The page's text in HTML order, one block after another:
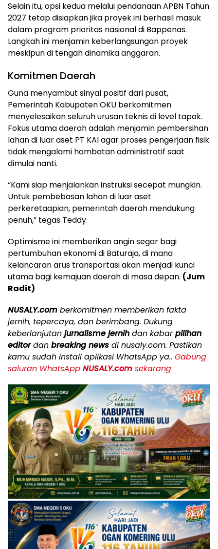
Selain itu, opsi kedua melalui pendanaan APBN Tahun
2027 tetap disiapkan jika proyek ini berhasil masuk
dalam program prioritas nasional di Bappenas.
Langkah ini menjamin keberlangsungan proyek
meskipun di tengah dinamika anggaran.
Komitmen Daerah
Guna menyambut sinyal positif dari pusat,
Pemerintah Kabupaten OKU berkomitmen
menyelesaikan seluruh urusan teknis di level tapak.
Fokus utama daerah adalah menjamin pembersihan
lahan di luar aset PT KAI agar proses pengerjaan fisik
tidak mengalami hambatan administratif saat
dimulai nanti.
“Kami siap menjalankan instruksi secepat mungkin.
Untuk pembebasan lahan di luar aset
perkeretaapian, pemerintah daerah mendukung
penuh,” tegas Teddy.
Optimisme ini memberikan angin segar bagi
pertumbuhan ekonomi di Baturaja, di mana
kelancaran arus transportasi akan menjadi kunci
utama bagi kemajuan daerah di masa depan. (Jum
Radit)
NUSALY.com berkomitmen memberikan fakta
jernih, tepercaya, dan berimbang. Dukung
keberlanjutan jurnalisme jernih dan kabarpilihan
editordan breaking news di nusaly.com. Pastikan
kamu sudah install aplikasi WhatsApp ya.. Gabung
saluran WhatsApp NUSALY.com sekarang